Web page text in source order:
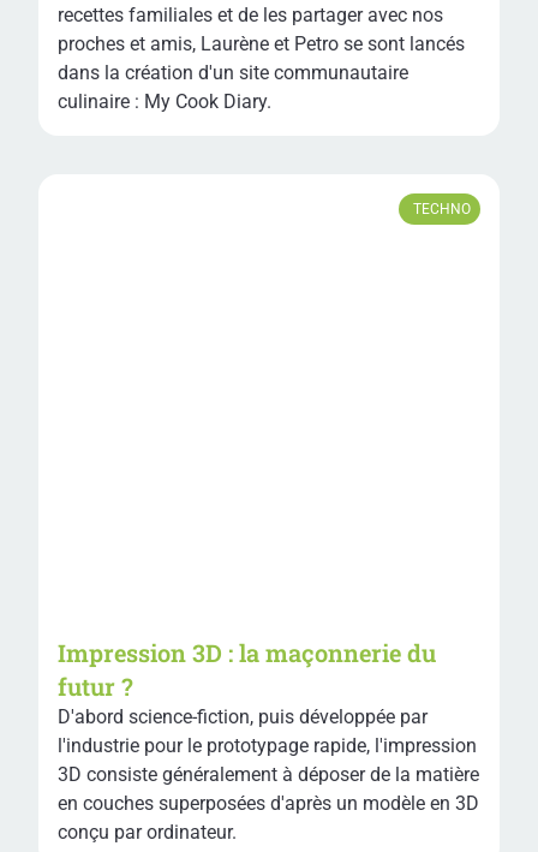
recettes familiales et de les partager avec nos
proches et amis, Laurène et Petro se sont lancés
dans la création d'un site communautaire
culinaire : My Cook Diary.
TECHNO
Impression 3D : la maçonnerie du
futur ?
D'abord science-fiction, puis développée par
l'industrie pour le prototypage rapide, l'impression
3D consiste généralement à déposer de la matière
en couches superposées d'après un modèle en 3D
conçu par ordinateur.